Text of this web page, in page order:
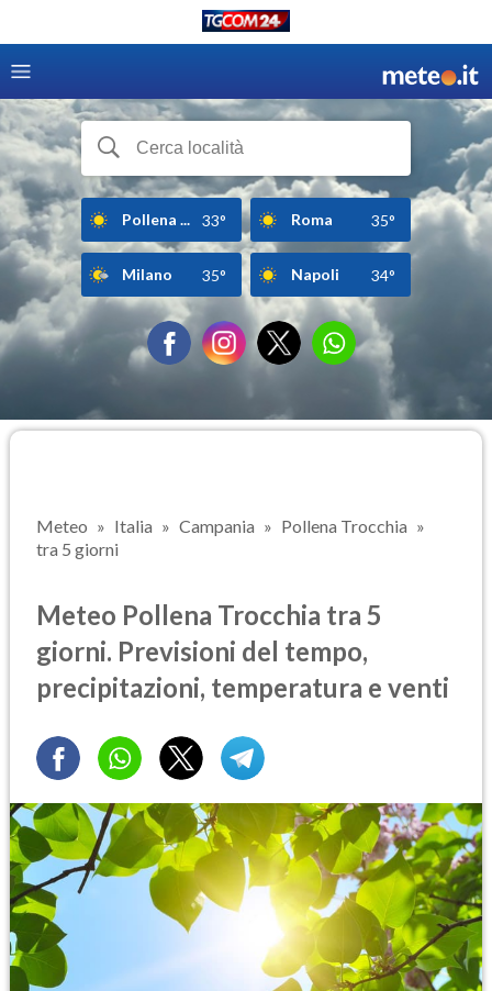
Pollena ... 33° Roma 35°
Milano 35° Napoli 34°
Meteo Italia Campania
Pollena Trocchia
tra 5 giorni
Meteo Pollena Trocchia tra 5
giorni. Previsioni del tempo,
precipitazioni, temperatura e venti